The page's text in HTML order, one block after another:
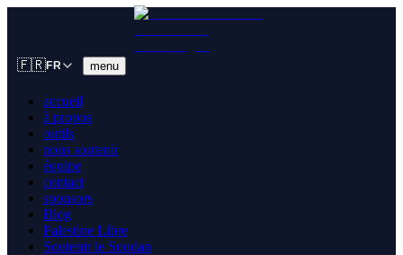
🇫🇷FR menu
accueil
à propos
outils
nous soutenir
équipe
contact
sponsors
Blog
Palestine Libre
Soutenir le Soudan